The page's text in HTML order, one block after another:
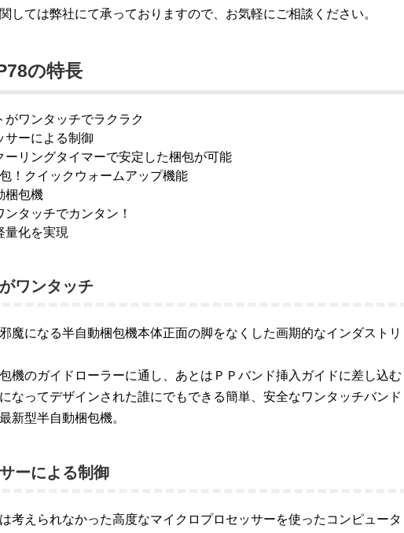
しては弊社にて承っておりますので、お気軽にご相談ください。
の特長
がワンタッチでラクラク
サーによる制御
ーリングタイマーで安定した梱包が可能
！クイックウォームアップ機能
梱包機
タッチでカンタン！
量化を実現
ワンタッチ
魔になる半自動梱包機本体正面の脚をなくした画期的なインダストリ
機のガイドローラーに通し、あとはＰＰバンド挿入ガイドに差し込む
なってデザインされた誰にでもできる簡単、安全なワンタッチバンド
新型半自動梱包機。
ーによる制御
考えられなかった高度なマイクロプロセッサーを使ったコンピュータ